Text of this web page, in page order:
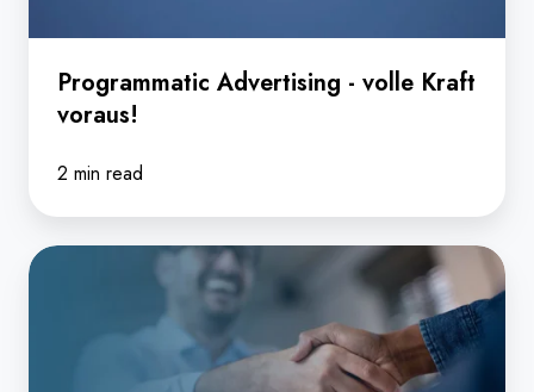
Programmatic Advertising - volle Kraft
voraus!
2 min read
B2B
Generierung